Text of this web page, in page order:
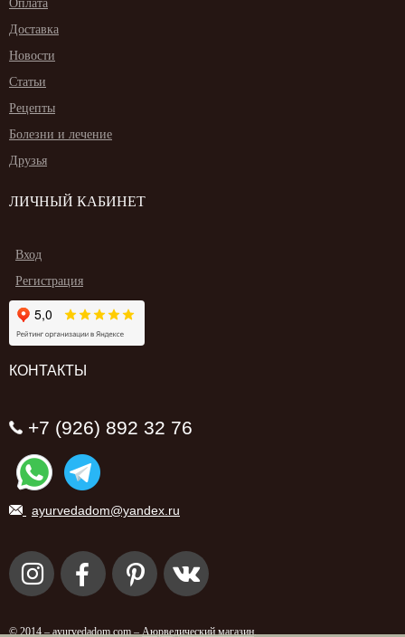
Оплата
Доставка
Новости
Статьи
Рецепты
Болезни и лечение
Друзья
ЛИЧНЫЙ КАБИНЕТ
Вход
Регистрация
КОНТАКТЫ
+7 (926) 892 32 76
ayurvedadom@yandex.ru
© 2014 – ayurvedadom.com – Аюрведический магазин